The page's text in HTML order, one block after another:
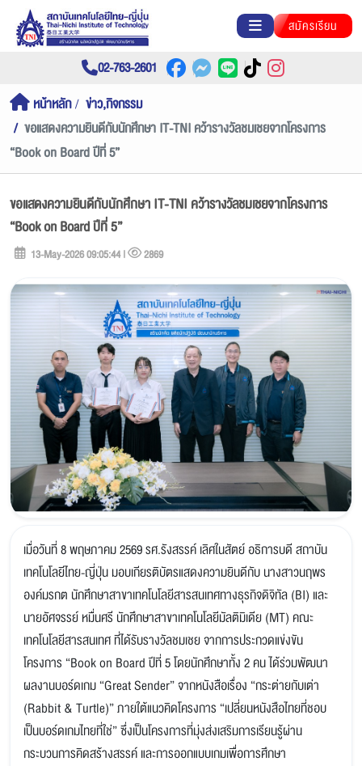
สมัครเรียน
02-763-2601
หน้าหลัก
ข่าว,กิจกรรม
ขอแสดงความยินดีกับนักศึกษา IT-TNI คว้ารางวัลชมเชยจากโครงการ
“Book on Board ปีที่ 5”
ขอแสดงความยินดีกับนักศึกษา IT-TNI คว้ารางวัลชมเชยจากโครงการ
“Book on Board ปีที่ 5”
13-May-2026 09:05:44 | 2869
เมื่อวันที่ 8 พฤษภาคม 2569 รศ.รังสรรค์ เลิศในสัตย์ อธิการบดี สถาบัน
เทคโนโลยีไทย-ญี่ปุ่น มอบเกียรติบัตรแสดงความยินดีกับ นางสาวนฤพร
องค์มรกต นักศึกษาสาขาเทคโนโลยีสารสนเทศทางธุรกิจดิจิทัล (BI) และ
นายอัศจรรย์ หมื่นศรี นักศึกษาสาขาเทคโนโลยีมัลติมิเดีย (MT) คณะ
เทคโนโลยีสารสนเทศ ที่ได้รับรางวัลชมเชย จากการประกวดแข่งขัน
โครงการ “Book on Board ปีที่ 5 โดยนักศึกษาทั้ง 2 คน ได้ร่วมพัฒนา
ผลงานบอร์ดเกม “Great Sender” จากหนังสือเรื่อง “กระต่ายกับเต่า
(Rabbit & Turtle)” ภายใต้แนวคิดโครงการ “เปลี่ยนหนังสือไทยที่ชอบ
เป็นบอร์ดเกมไทยที่ใช่” ซึ่งเป็นโครงการที่มุ่งส่งเสริมการเรียนรู้ผ่าน
กระบวนการคิดสร้างสรรค์ และการออกแบบเกมเพื่อการศึกษา